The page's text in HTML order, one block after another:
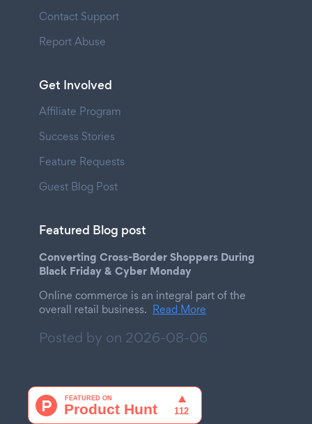
Contact Support
Report Abuse
Get Involved
Affiliate Program
Success Stories
Feature Requests
Guest Blog Post
Featured Blog post
Converting Cross-Border Shoppers During
Black Friday & Cyber Monday
Online commerce is an integral part of the
overall retail business. Read More
Posted by on 2026-08-06